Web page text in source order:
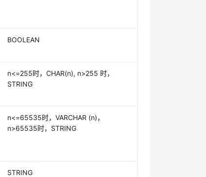
BOOLEAN
n<=255时，CHAR(n), n>255 时，
STRING
n<=65535时，VARCHAR (n)，
n>65535时，STRING
STRING